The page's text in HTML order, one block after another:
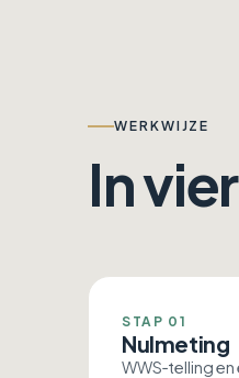
WERKWIJZE
In
STAP 01
Nulmeting
WWS‑telling